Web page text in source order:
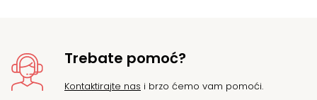
Trebate pomoć?
Kontaktirajte nas i brzo ćemo vam pomoći.